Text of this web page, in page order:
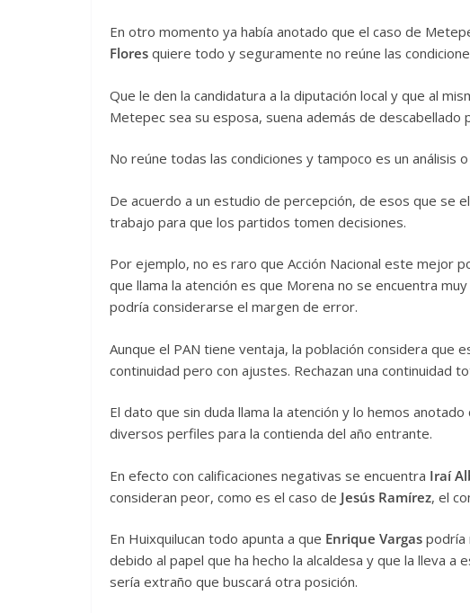
En otro momento ya había anotado que el caso de
Flores quiere todo y seguramente no reúne las
Que le den la candidatura a la diputación local y que al
Metepec sea su esposa, suena además de descabellado
No reúne todas las condiciones y tampoco es un análisis
De acuerdo a un estudio de percepción, de esos que se
trabajo para que los partidos tomen decisiones.
Por ejemplo, no es raro que Acción Nacional este mejor
que llama la atención es que Morena no se encuentra
podría considerarse el margen de error.
Aunque el PAN tiene ventaja, la población considera que
continuidad pero con ajustes. Rechazan una continuidad
El dato que sin duda llama la atención y lo hemos
diversos perfiles para la contienda del año entrante.
En efecto con calificaciones negativas se encuentra Iraí
consideran peor, como es el caso de Jesús Ramírez, el
En Huixquilucan todo apunta a que Enrique Vargas podría
debido al papel que ha hecho la alcaldesa y que la lleva
sería extraño que buscará otra posición.